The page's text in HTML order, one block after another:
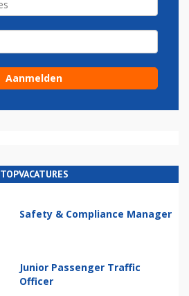
TOPVACATURES
Safety & Compliance Manager
Junior Passenger Traffic
Officer